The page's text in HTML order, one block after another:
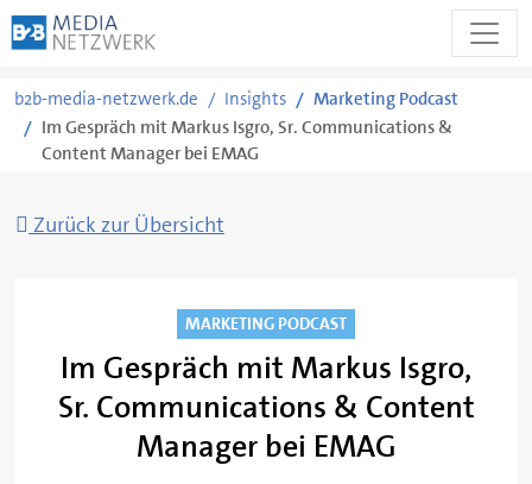
Inhalt
springen
b2b-media-netzwerk.de Insights
Marketing Podcast
Im Gespräch mit Markus Isgro, Sr. Communications &
Content Manager bei EMAG
Zurück zur Übersicht
MARKETING PODCAST
Im Gespräch mit Markus Isgro,
Sr. Communications & Content
Manager bei EMAG